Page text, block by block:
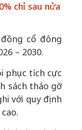
chỉ sau nửa
cổ đông
– 2030.
phục tích cực
sách tháo gỡ
với quy định
Biên - Giữ một ngôi
ven sông Hồng
Trần Kim Hào